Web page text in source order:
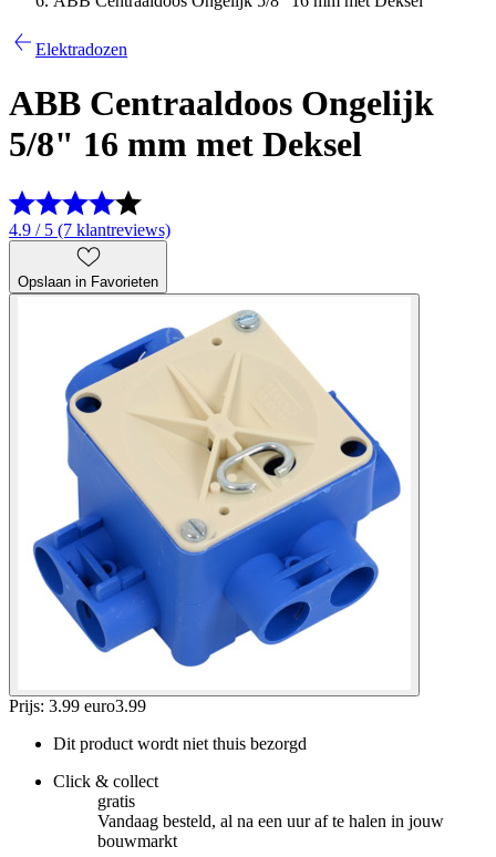
Elektradozen
ABB Centraaldoos Ongelijk
5/8" 16 mm met Deksel
4.9 / 5 (7 klantreviews)
Opslaan in Favorieten
Prijs: 3.99 euro3.99
Dit product wordt niet thuis bezorgd
Click & collect
gratis
Vandaag besteld, al na een uur af te halen in jouw
bouwmarkt